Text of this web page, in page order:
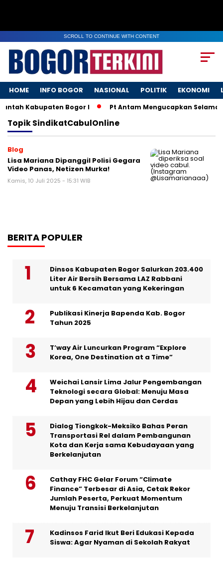
SCROLL TO CONTINUE WITH CONTENT
HOME INFO BOGOR NASIONAL POLITIK EKONOMI
Kabupaten Bogor I Pt Antam Mengucapkan Selamat
TopikSindikatCabulOnline
Blog
Lisa Mariana Dipanggil Polisi Gegara
Video Panas, Netizen Murka!
Kamis, 10 Juli 2025 - 15:31 WIB
BERITA POPULER
Dinsos Kabupaten Bogor Salurkan 203.400
Liter Air Bersih Bersama LAZ Rabbani
untuk 6 Kecamatan yang Kekeringan
Publikasi Kinerja Bapenda Kab. Bogor
Tahun 2025
T’way Air Luncurkan Program “Explore
Korea, One Destination at a Time”
Weichai Lansir Lima Jalur Pengembangan
Teknologi secara Global: Menuju Masa
Depan yang Lebih Hijau dan Cerdas
Dialog Tiongkok-Meksiko Bahas Peran
Transportasi Rel dalam Pembangunan
Kota dan Kerja sama Kebudayaan yang
Berkelanjutan
Cathay FHC Gelar Forum “Climate
Finance” Terbesar di Asia, Cetak Rekor
Jumlah Peserta, Perkuat Momentum
Menuju Transisi Berkelanjutan
Kadinsos Farid Ikut Beri Edukasi Kepada
Siswa: Agar Nyaman di Sekolah Rakyat